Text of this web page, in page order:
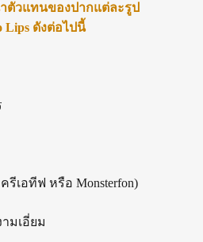
ตัวแทนของปากแต่ละรูป
Lips ดังต่อไปนี้
รีเอทีฟ หรือ Monsterfon)
ามเอี่ยม